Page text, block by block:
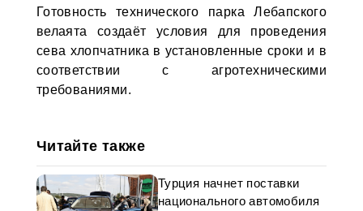
Готовность технического парка Лебапского
велаята создаёт условия для проведения
сева хлопчатника в установленные сроки и в
соответствии с агротехническими
требованиями.
Читайте также
Турция начнет поставки
национального автомобиля